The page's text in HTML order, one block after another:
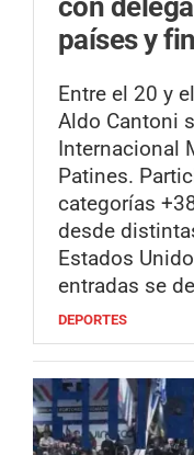
con
países y
Entre el 20 y
Aldo Cantoni
Internacional
Patines.
categorías
desde
Estados
entradas se
DEPORTES